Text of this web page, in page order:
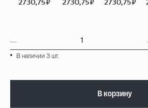
В наличии 3 шт.
В корзину